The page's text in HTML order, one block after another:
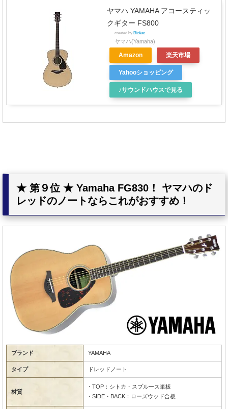
ヤマハ YAMAHA アコースティッ
クギター FS800
created by Rinker
ヤマハ(Yamaha)
Amazon 楽天市場
Yahooショッピング
♪サウンドハウスで見る
★ 第９位 ★ Yamaha FG830！ ヤマハのド
レッドのノートならこれがおすすめ！
ブランド YAMAHA
タイプ ドレッドノート
材質
・TOP：シトカ・スプルース単板
・SIDE・BACK：ローズウッド合板